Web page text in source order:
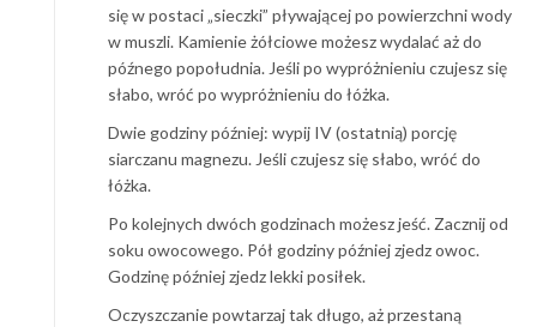
się w postaci „sieczki” pływającej po powierzchni wody
w muszli. Kamienie żółciowe możesz wydalać aż do
późnego popołudnia. Jeśli po wypróżnieniu czujesz się
słabo, wróć po wypróżnieniu do łóżka.
Dwie godziny później: wypij IV (ostatnią) porcję
siarczanu magnezu. Jeśli czujesz się słabo, wróć do
łóżka.
Po kolejnych dwóch godzinach możesz jeść. Zacznij od
soku owocowego. Pół godziny później zjedz owoc.
Godzinę później zjedz lekki posiłek.
Oczyszczanie powtarzaj tak długo, aż przestaną